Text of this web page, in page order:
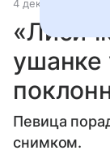
4 декабря 2018
ушанке
Певица
снимком.